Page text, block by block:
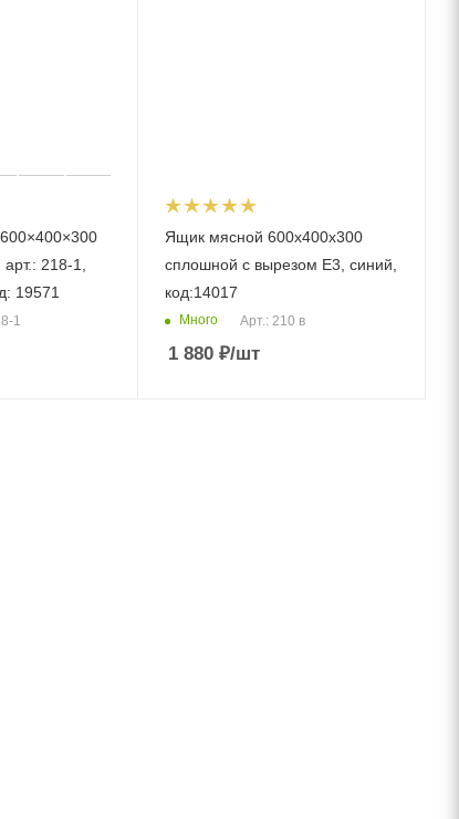
218-1,
19571
1
Ящик мясной 600х400х300
сплошной с вырезом Е3, синий,
код:14017
Много Арт.: 210 в
1 880 ₽/шт